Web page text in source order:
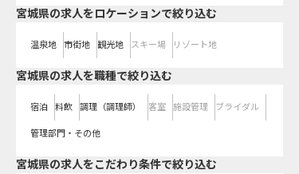
宮城県の求人をロケーションで絞り込む
温泉地 市街地 観光地 スキー場 リゾート地
宮城県の求人を職種で絞り込む
宿泊 料飲 調理（調理師） 客室 施設管理 ブライダル
管理部門・その他
宮城県の求人をこだわり条件で絞り込む